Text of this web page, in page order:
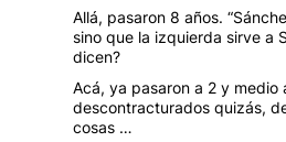
Allá, pasaron 8 años.
sino que la izquierda sirve a
dicen?
Acá, ya pasaron a 2 y medio
descontracturados quizás,
cosas …